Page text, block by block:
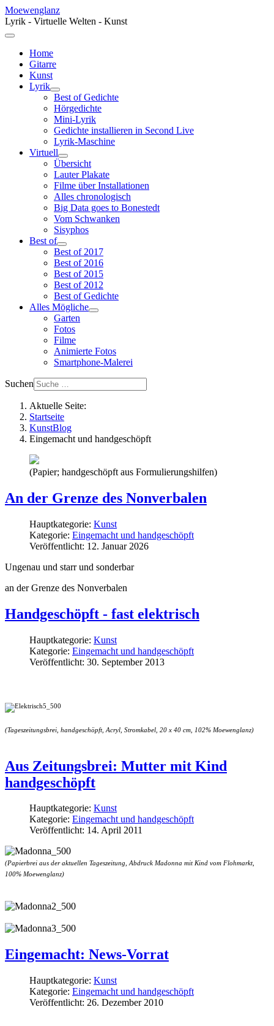
Moewenglanz
Lyrik - Virtuelle Welten - Kunst
Home
Gitarre
Kunst
Lyrik
Best of Gedichte
Hörgedichte
Mini-Lyrik
Gedichte installieren in Second Live
Lyrik-Maschine
Virtuell
Übersicht
Lauter Plakate
Filme über Installationen
Alles chronologisch
Big Data goes to Bonestedt
Vom Schwanken
Sisyphos
Best of
Best of 2017
Best of 2016
Best of 2015
Best of 2012
Best of Gedichte
Alles Mögliche
Garten
Fotos
Filme
Animierte Fotos
Smartphone-Malerei
Suchen
Aktuelle Seite:
Startseite
KunstBlog
Eingemacht und handgeschöpft
(Papier; handgeschöpft aus Formulierungshilfen)
An der Grenze des Nonverbalen
Hauptkategorie: Kunst
Kategorie: Eingemacht und handgeschöpft
Veröffentlicht: 12. Januar 2026
Ungenau und starr und sonderbar
an der Grenze des Nonverbalen
Handgeschöpft - fast elektrisch
Hauptkategorie: Kunst
Kategorie: Eingemacht und handgeschöpft
Veröffentlicht: 30. September 2013
(Tageszeitungsbrei, handgeschöpft, Acryl, Stromkabel, 20 x 40 cm, 102% Moewenglanz)
Aus Zeitungsbrei: Mutter mit Kind
handgeschöpft
Hauptkategorie: Kunst
Kategorie: Eingemacht und handgeschöpft
Veröffentlicht: 14. April 2011
(Papierbrei aus der aktuellen Tageszeitung, Abdruck Madonna mit Kind vom Flohmarkt,
100% Moewenglanz)
Eingemacht: News-Vorrat
Hauptkategorie: Kunst
Kategorie: Eingemacht und handgeschöpft
Veröffentlicht: 26. Dezember 2010